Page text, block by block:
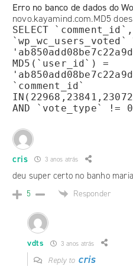
Erro no banco de dados do
novo.kayamind.com.MD5
SELECT
MD5(`user_id`) =
`comment_id`
AND `vote_type` !=
cris 3 anos atrás
deu super certo no banho
5 Responder
vdts 3 anos atrás
Reply to cris